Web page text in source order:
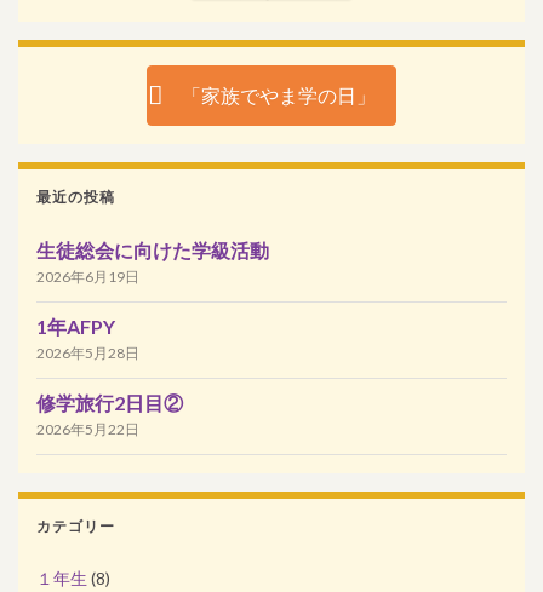
「家族でやま学の日」
最近の投稿
生徒総会に向けた学級活動
2026年6月19日
1年AFPY
2026年5月28日
修学旅行2日目②
2026年5月22日
カテゴリー
１年生 (8)